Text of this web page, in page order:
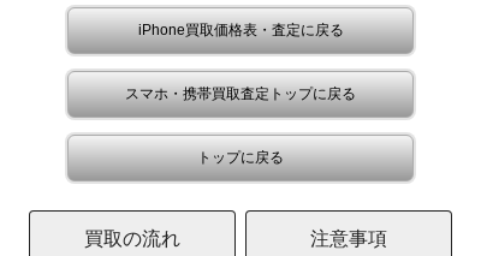
iPhone買取価格表・査定に戻る
スマホ・携帯買取査定トップに戻る
トップに戻る
買取の流れ 注意事項